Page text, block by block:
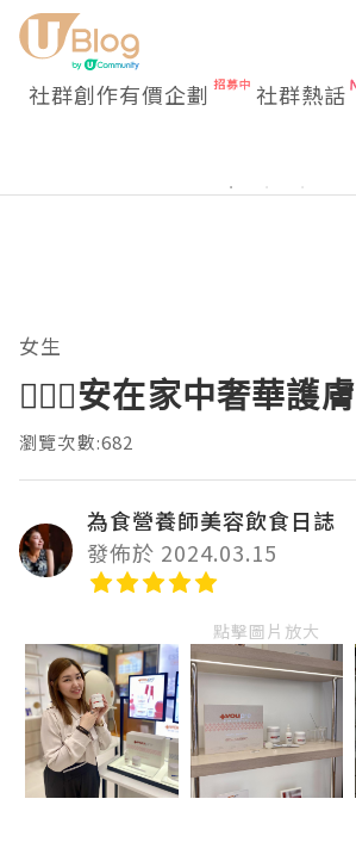
社群創作有價企劃 社群熱話
女生
🧏🏻‍♀️安在家中奢華護膚
瀏覽次數:682
為食營養師美容飲食日誌
發佈於 2024.03.15
點擊圖片放大